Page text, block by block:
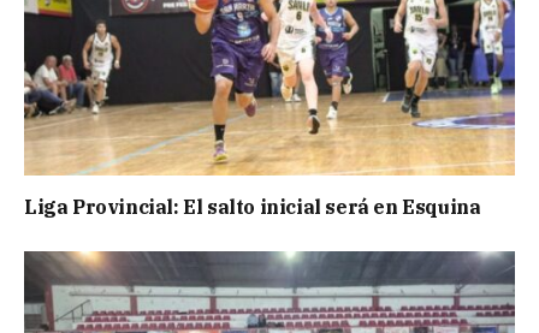
Liga Provincial: El salto inicial será en Esquina